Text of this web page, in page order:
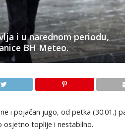
i u narednom periodu,
BH Meteo.
i pojačan jugo, od petka (30.01.)
osjetno toplije i nestabilno.